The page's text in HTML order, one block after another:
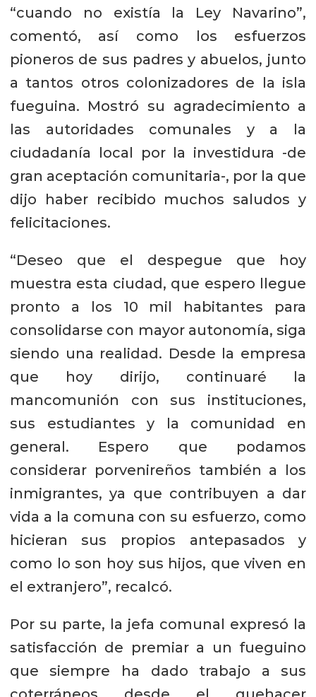
“cuando no existía la Ley Navarino”,
comentó, así como los esfuerzos
pioneros de sus padres y abuelos, junto
a tantos otros colonizadores de la isla
fueguina. Mostró su agradecimiento a
las autoridades comunales y a la
ciudadanía local por la investidura -de
gran aceptación comunitaria-, por la que
dijo haber recibido muchos saludos y
felicitaciones.
“Deseo que el despegue que hoy
muestra esta ciudad, que espero llegue
pronto a los 10 mil habitantes para
consolidarse con mayor autonomía, siga
siendo una realidad. Desde la empresa
que hoy dirijo, continuaré la
mancomunión con sus instituciones,
sus estudiantes y la comunidad en
general. Espero que podamos
considerar porvenireños también a los
inmigrantes, ya que contribuyen a dar
vida a la comuna con su esfuerzo, como
hicieran sus propios antepasados y
como lo son hoy sus hijos, que viven en
el extranjero”, recalcó.
Por su parte, la jefa comunal expresó la
satisfacción de premiar a un fueguino
que siempre ha dado trabajo a sus